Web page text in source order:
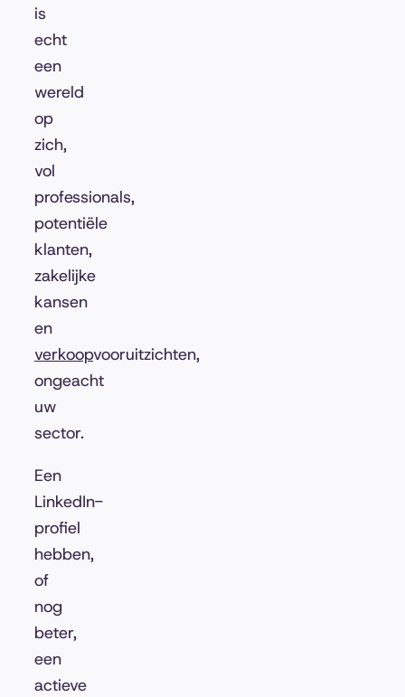
is
echt
een
wereld
op
zich,
vol
professionals,
potentiële
klanten,
zakelijke
kansen
en
verkoopvooruitzichten,
ongeacht
uw
sector.
Een
LinkedIn-
profiel
hebben,
of
nog
beter,
een
actieve